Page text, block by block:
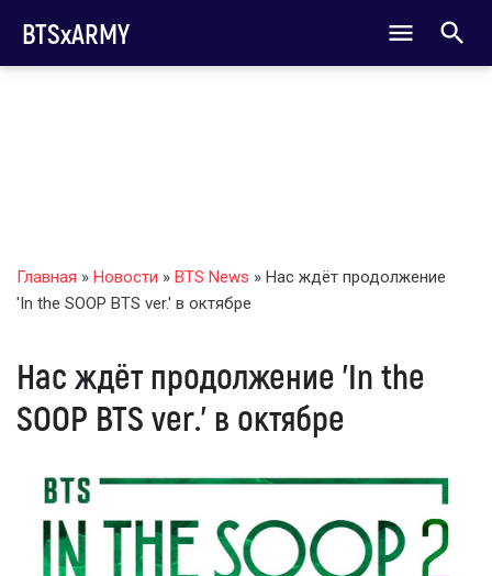
BTSxARMY
Главная » Новости » BTS News » Нас ждёт продолжение
'In the SOOP BTS ver.' в октябре
Нас ждёт продолжение 'In the
SOOP BTS ver.' в октябре